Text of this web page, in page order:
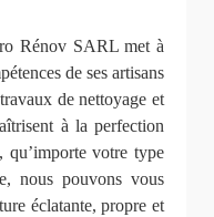
Rénov SARL met à
de ses artisans
de nettoyage et
à la perfection
qu’importe votre type
nous pouvons vous
éclatante, propre et